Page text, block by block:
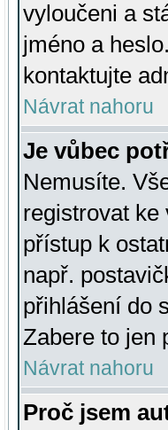
vyloučeni a
jméno a
kontaktujte
Návrat nahoru
Je vůbec
Nemusíte.
registrovat ke
přístup k
např.
přihlášení do
Zabere to jen
Návrat nahoru
Proč jsem